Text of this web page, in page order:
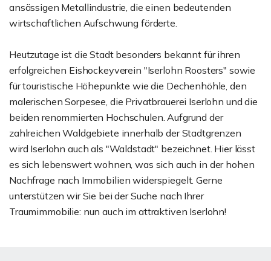
ansässigen Metallindustrie, die einen bedeutenden
wirtschaftlichen Aufschwung förderte.
Heutzutage ist die Stadt besonders bekannt für ihren
erfolgreichen Eishockeyverein "Iserlohn Roosters" sowie
für touristische Höhepunkte wie die Dechenhöhle, den
malerischen Sorpesee, die Privatbrauerei Iserlohn und die
beiden renommierten Hochschulen. Aufgrund der
zahlreichen Waldgebiete innerhalb der Stadtgrenzen
wird Iserlohn auch als "Waldstadt" bezeichnet. Hier lässt
es sich lebenswert wohnen, was sich auch in der hohen
Nachfrage nach Immobilien widerspiegelt. Gerne
unterstützen wir Sie bei der Suche nach Ihrer
Traumimmobilie: nun auch im attraktiven Iserlohn!